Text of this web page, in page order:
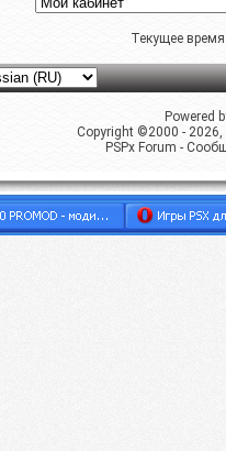
Текущее
Powered
Copyright ©2000 -
PSPx Forum -